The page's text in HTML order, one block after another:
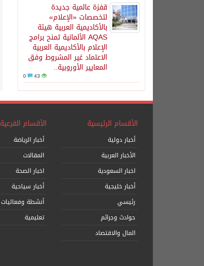
قفزة عالمية جديدة
لتخصصات «الإعلام»
بالأكاديمية العربية هيئة
AQAS الألمانية تمنح برامج
الإعلام بالأكاديمية العربية
الاعتماد غير المشروط وفق
المعايير الأوروبية..
43
الأقسام الرئيسية
أخبار دولية
الأخبار العربية
اخبار السعودية
أخبار خليجية
رئيسي
حوادث وجرائم
المال والاقتصاد
الأقسام الفرعية
أخبار الرياضة
المقالات
اخبار الصحة
أخبار سياحية
أنشطة وفعاليات
تعليمية